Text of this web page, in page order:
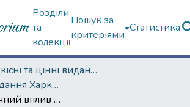
Розділи
та
колекції
Пошук за
критеріями
Статистика
9. Рідкісні та цінні видання
4. Рідкісні видання Харкова ХХ ст.
Про специфічний вплив продуктів проміжного тканинного розпаду